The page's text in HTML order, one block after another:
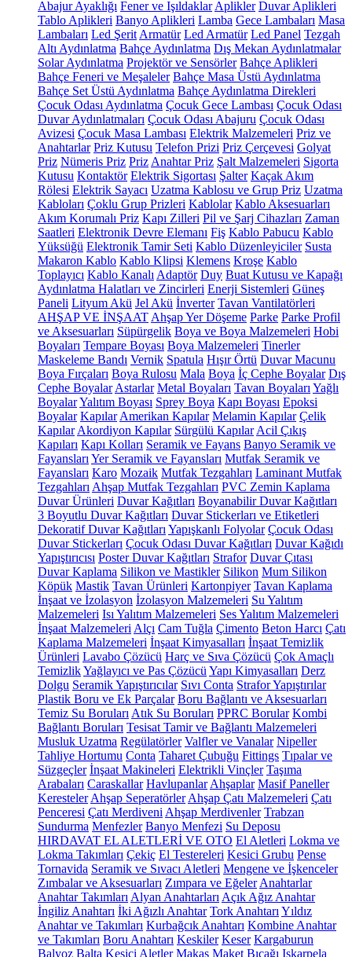
Abajur Ayaklığı Fener ve Işıldaklar Aplikler Duvar Aplikleri
Tablo Aplikleri Banyo Aplikleri Lamba Gece Lambaları Masa
Lambaları Led Şerit Armatür Led Armatür Led Panel Tezgah
Altı Aydınlatma Bahçe Aydınlatma Dış Mekan Aydınlatmalar
Solar Aydınlatma Projektör ve Sensörler Bahçe Aplikleri
Bahçe Feneri ve Meşaleler Bahçe Masa Üstü Aydınlatma
Bahçe Set Üstü Aydınlatma Bahçe Aydınlatma Direkleri
Çocuk Odası Aydınlatma Çocuk Gece Lambası Çocuk Odası
Duvar Aydınlatmaları Çocuk Odası Abajuru Çocuk Odası
Avizesi Çocuk Masa Lambası Elektrik Malzemeleri Priz ve
Anahtarlar Priz Kutusu Telefon Prizi Priz Çerçevesi Golyat
Priz Nümeris Priz Priz Anahtar Priz Şalt Malzemeleri Sigorta
Kutusu Kontaktör Elektrik Sigortası Şalter Kaçak Akım
Rölesi Elektrik Sayacı Uzatma Kablosu ve Grup Priz Uzatma
Kabloları Çoklu Grup Prizleri Kablolar Kablo Aksesuarları
Akım Korumalı Priz Kapı Zilleri Pil ve Şarj Cihazları Zaman
Saatleri Elektronik Devre Elemanı Fiş Kablo Pabucu Kablo
Yüksüğü Elektronik Tamir Seti Kablo Düzenleyiciler Susta
Makaron Kablo Kablo Klipsi Klemens Kroşe Kablo
Toplayıcı Kablo Kanalı Adaptör Duy Buat Kutusu ve Kapağı
Aydınlatma Halatları ve Zincirleri Enerji Sistemleri Güneş
Paneli Lityum Akü Jel Akü İnverter Tavan Vantilatörleri
AHŞAP VE İNŞAAT Ahşap Yer Döşeme Parke Parke Profil
ve Aksesuarları Süpürgelik Boya ve Boya Malzemeleri Hobi
Boyaları Tempare Boyası Boya Malzemeleri Tinerler
Maskeleme Bandı Vernik Spatula Hışır Örtü Duvar Macunu
Boya Fırçaları Boya Rulosu Mala Boya İç Cephe Boyalar Dış
Cephe Boyalar Astarlar Metal Boyaları Tavan Boyaları Yağlı
BoyalarYalıtım Boyası Sprey Boya Kapı Boyası Epoksi
Boyalar Kapılar Amerikan Kapılar Melamin Kapılar Çelik
Kapılar Akordiyon Kapılar Sürgülü Kapılar Acil Çıkış
Kapıları Kapı Kolları Seramik ve Fayans Banyo Seramik ve
Fayansları Yer Seramik ve Fayansları Mutfak Seramik ve
Fayansları Karo Mozaik Mutfak Tezgahları Laminant Mutfak
Tezgahları Ahşap Mutfak Tezgahları PVC Zemin Kaplama
Duvar Ürünleri Duvar Kağıtları Boyanabilir Duvar Kağıtları
3 Boyutlu Duvar Kağıtları Duvar Stickerları ve Etiketleri
Dekoratif Duvar Kağıtları Yapışkanlı Folyolar Çocuk Odası
Duvar Stickerları Çocuk Odası Duvar Kağıtları Duvar Kağıdı
Yapıştırıcısı Poster Duvar Kağıtları Strafor Duvar Çıtası
Duvar Kaplama Silikon ve Mastikler Silikon Mum Silikon
Köpük Mastik Tavan Ürünleri Kartonpiyer Tavan Kaplama
İnşaat ve İzolasyon İzolasyon Malzemeleri Su Yalıtım
Malzemeleri Isı Yalıtım Malzemeleri Ses Yalıtım Malzemeleri
İnşaat Malzemeleri Alçı Cam Tuğla Çimento Beton Harcı Çatı
Kaplama Malzemeleri İnşaat Kimyasalları İnşaat Temizlik
Ürünleri Lavabo Çözücü Harç ve Sıva Çözücü Çok Amaçlı
TemizlikYağlayıcı ve Pas Çözücü Yapı Kimyasalları Derz
Dolgu Seramik Yapıştırıcılar Sıvı Conta Strafor Yapıştırılar
Plastik Boru ve Ek Parçalar Boru Bağlantı ve Aksesuarları
Temiz Su Boruları Atık Su Boruları PPRC Borular Kombi
Bağlantı Boruları Tesisat Tamir ve Bağlantı Malzemeleri
Musluk Uzatma Regülatörler Valfler ve Vanalar Nipeller
Tahliye Hortumu Conta Taharet Çubuğu Fittings Tıpalar ve
Süzgeçler İnşaat Makineleri Elektrikli Vinçler Taşıma
Arabaları Caraskallar Havlupanlar Ahşaplar Masif Paneller
Keresteler Ahşap Seperatörler Ahşap Çatı Malzemeleri Çatı
Penceresi Çatı Merdiveni Ahşap Merdivenler Trabzan
Sundurma Menfezler Banyo Menfezi Su Deposu
HIRDAVAT EL ALETLERİ VE OTO El Aletleri Lokma ve
Lokma Takımları Çekiç El Testereleri Kesici Grubu Pense
Tornavida Seramik ve Sıvacı Aletleri Mengene ve İşkenceler
Zımbalar ve Aksesuarları Zımpara ve Eğeler Anahtarlar
Anahtar Takımları Alyan Anahtarları Açık Ağız Anahtar
İngiliz Anahtarı İki Ağızlı Anahtar Tork Anahtarı Yıldız
Anahtar ve Takımları Kurbağcık Anahtarı Kombine Anahtar
ve Takımları Boru Anahtarı Keskiler Keser Kargaburun
Balyoz Balta Kesici Aletler Makas Maket Bıçağı Iskarpela